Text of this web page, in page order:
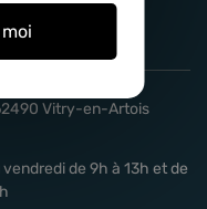
Vitry-en-Artois
de 9h à 13h et de